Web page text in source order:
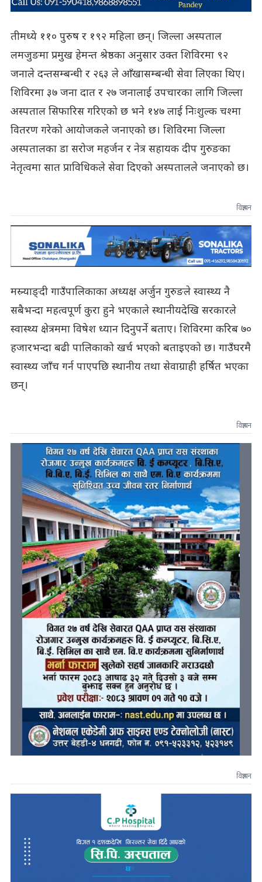
तीमध्ये ११० पुरुष र १९२ महिला छन्। जिल्ला अस्पताल
लमजुङमा प्रमुख हेमन्त श्रेष्ठका अनुसार उक्त शिविरमा ९२
जनाले दन्तसम्बन्धी र २६३ ले आँखासम्बन्धी सेवा लिएका थिए।
शिविरमा ३७ जना दात र २७ जनालाई उपचारका लागि जिल्ला
अस्पताल सिफारिस गरिएको छ भने १४७ लाई निःशुल्क चश्मा
वितरण गरेको आयोजकले जनाएको छ। शिविरमा जिल्ला
अस्पतालका डा सरोज महर्जन र नेत्र सहायक दीप गुरुङका
नेतृत्वमा सात प्राविधिकले सेवा दिएको अस्पतालले जनाएको छ।
विज्ञापन
मस्र्याङ्दी गाउँपालिकाका अध्यक्ष अर्जुन गुरुङले स्वास्थ्य नै
सबैभन्दा महत्वपूर्ण कुरा हुने भएकाले स्थानीयदेखि सरकारले
स्वास्थ्य क्षेत्रममा विषेश ध्यान दिनुपर्ने बताए। शिविरमा करिब ७०
हजारभन्दा बढी पालिकाको खर्च भएको बताइएको छ। गाउँघरमै
स्वास्थ्य जाँच गर्न पाएपछि स्थानीय तथा सेवाग्राही हर्षित भएका
छन्।
विज्ञापन
विज्ञापन